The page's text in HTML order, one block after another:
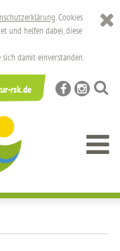
rsk.de
. Cookies
und helfen dabei, diese
damit einverstanden.